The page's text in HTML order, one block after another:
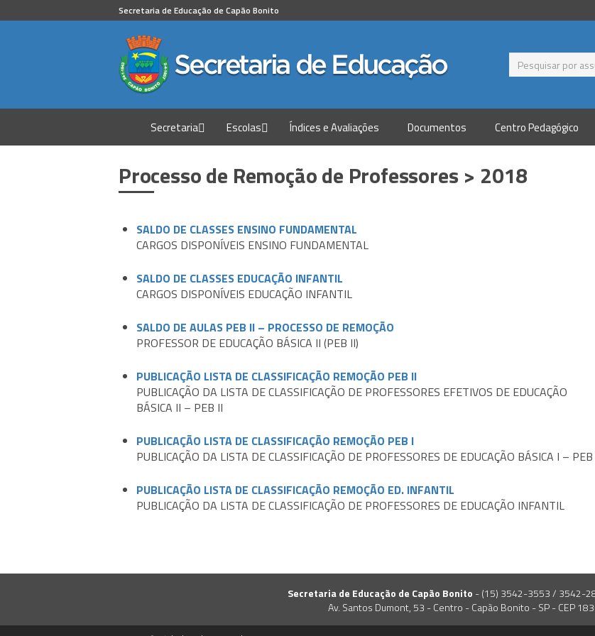
Secretaria de Educação de Capão Bonito
Secretaria Escolas Índices e Avaliações Documentos Centro Pedagógico
Processo de Remoção de Professores > 2018
SALDO DE CLASSES ENSINO FUNDAMENTAL
CARGOS DISPONÍVEIS ENSINO FUNDAMENTAL
SALDO DE CLASSES EDUCAÇÃO INFANTIL
CARGOS DISPONÍVEIS EDUCAÇÃO INFANTIL
SALDO DE AULAS PEB II – PROCESSO DE REMOÇÃO
PROFESSOR DE EDUCAÇÃO BÁSICA II (PEB II)
PUBLICAÇÃO LISTA DE CLASSIFICAÇÃO REMOÇÃO PEB II
PUBLICAÇÃO DA LISTA DE CLASSIFICAÇÃO DE PROFESSORES EFETIVOS DE EDUCAÇÃO
BÁSICA II – PEB II
PUBLICAÇÃO LISTA DE CLASSIFICAÇÃO REMOÇÃO PEB I
PUBLICAÇÃO DA LISTA DE CLASSIFICAÇÃO DE PROFESSORES DE EDUCAÇÃO BÁSICA I –
PUBLICAÇÃO LISTA DE CLASSIFICAÇÃO REMOÇÃO ED. INFANTIL
PUBLICAÇÃO DA LISTA DE CLASSIFICAÇÃO DE PROFESSORES DE EDUCAÇÃO INFANTIL
Secretaria de Educação de Capão Bonito - (15) 3542-3553 / 3542-
Av. Santos Dumont, 53 - Centro - Capão Bonito - SP - CEP